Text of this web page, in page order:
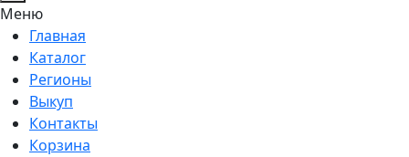
Меню
Главная
Каталог
Регионы
Выкуп
Контакты
Корзина